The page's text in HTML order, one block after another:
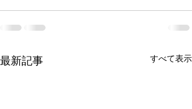
最新記事 すべて表示